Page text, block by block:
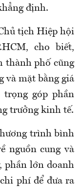
định.
tịch Hiệp hội
cho biết,
thành phố cũng
và mặt bằng giá
góp phần
trưởng kinh tế.
trình bình
nguồn cung và
phần lớn doanh
phí để đưa ra